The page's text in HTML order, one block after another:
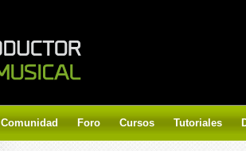
Comunidad Foro Cursos Tutoriales